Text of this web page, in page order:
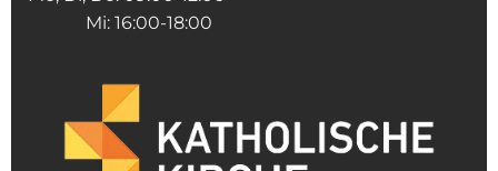
Mi: 16:00-18:00